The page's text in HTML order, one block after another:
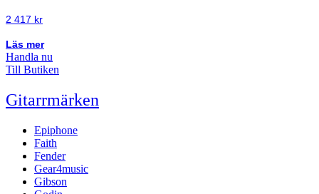
2 417 kr
Läs mer
Handla nu
Till Butiken
Gitarrmärken
Epiphone
Faith
Fender
Gear4music
Gibson